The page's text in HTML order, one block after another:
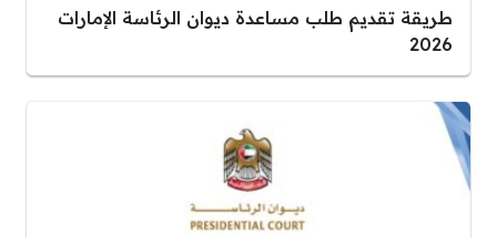
طريقة تقديم طلب مساعدة ديوان الرئاسة الإمارات
2026